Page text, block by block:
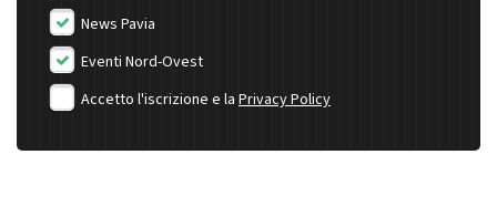
News Pavia
Eventi Nord-Ovest
Accetto l'iscrizione e la Privacy Policy